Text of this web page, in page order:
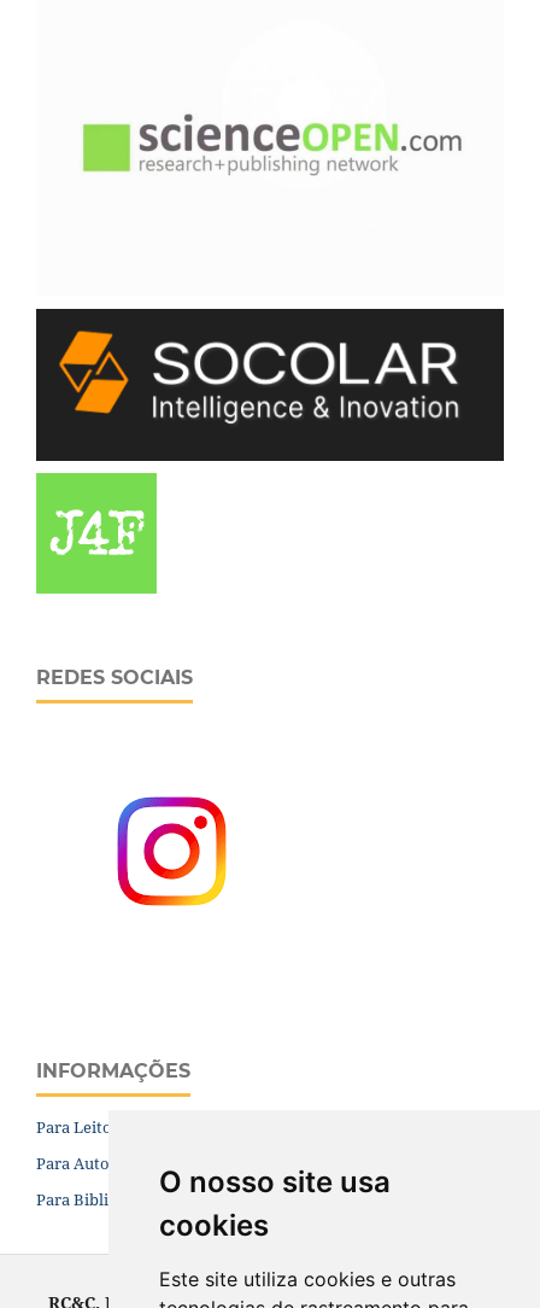
O nosso site usa
cookies
Este site utiliza cookies e outras
REDES SOCIAIS
INFORMAÇÕES
Para Leitores
Para Autores
Para Bibliotecários
RC&C. Revista de Contabilidade e Controladoria